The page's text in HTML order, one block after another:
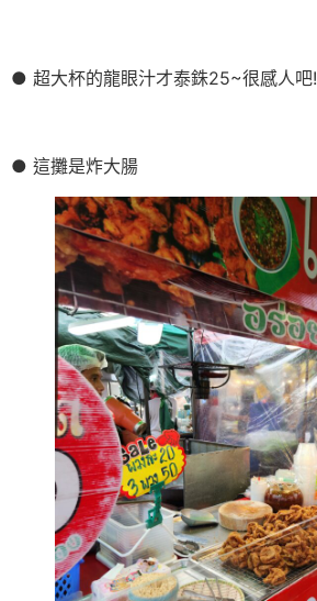
● 超大杯的龍眼汁才泰銖25~很感人吧!
● 這攤是炸大腸